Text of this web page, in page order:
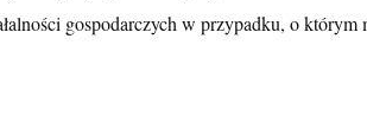
gospodarczych w przypadku, o